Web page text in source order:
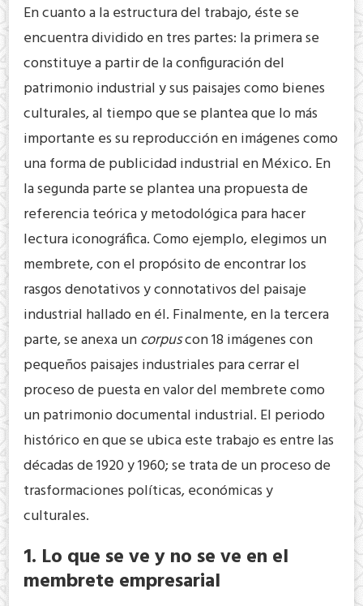
En cuanto a la estructura del trabajo, éste se
encuentra dividido en tres partes: la primera se
constituye a partir de la configuración del
patrimonio industrial y sus paisajes como bienes
culturales, al tiempo que se plantea que lo más
importante es su reproducción en imágenes como
una forma de publicidad industrial en México. En
la segunda parte se plantea una propuesta de
referencia teórica y metodológica para hacer
lectura iconográfica. Como ejemplo, elegimos un
membrete, con el propósito de encontrar los
rasgos denotativos y connotativos del paisaje
industrial hallado en él. Finalmente, en la tercera
parte, se anexa uncorpuscon 18 imágenes con
pequeños paisajes industriales para cerrar el
proceso de puesta en valor del membrete como
un patrimonio documental industrial. El periodo
histórico en que se ubica este trabajo es entre las
décadas de 1920 y 1960; se trata de un proceso de
trasformaciones políticas, económicas y
culturales.
1. Lo que se ve y no se ve en el
membrete empresarial